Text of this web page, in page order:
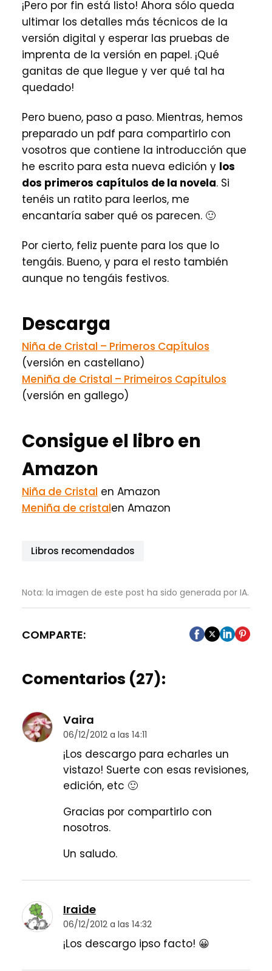
¡Pero por fin está listo! Ahora sólo queda
ultimar los detalles más técnicos de la
versión digital y esperar las pruebas de
imprenta de la versión en papel. ¡Qué
ganitas de que llegue y ver qué tal ha
quedado!
Pero bueno, paso a paso. Mientras, hemos
preparado un pdf para compartirlo con
vosotros que contiene la introducción que
he escrito para esta nueva edición y los
dos primeros capítulos de la novela. Si
tenéis un ratito para leerlos, me
encantaría saber qué os parecen. 🙂
Por cierto, feliz puente para los que lo
tengáis. Bueno, y para el resto también
aunque no tengáis festivos.
Descarga
Niña de Cristal – Primeros Capítulos
(versión en castellano)
Meniña de Cristal – Primeiros Capítulos
(versión en gallego)
Consigue el libro en
Amazon
Niña de Cristal en Amazon
Meniña de cristalen Amazon
Libros recomendados
Nota: la imagen de este post ha sido generada por IA.
COMPARTE:
Comentarios (27):
Vaira
06/12/2012 a las 14:11
¡Los descargo para echarles un
vistazo! Suerte con esas revisiones,
edición, etc 🙂
Gracias por compartirlo con
nosotros.
Un saludo.
Iraide
06/12/2012 a las 14:32
¡Los descargo ipso facto! 😀